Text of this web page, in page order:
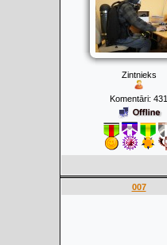
Zintnieks
Komentāri: 431
007